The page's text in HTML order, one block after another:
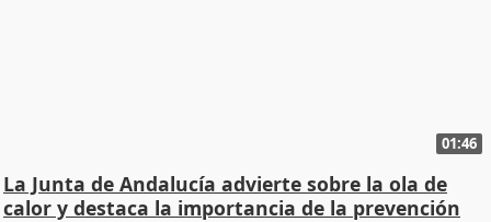
01:46
La Junta de Andalucía advierte sobre la ola de
calor y destaca la importancia de la prevención